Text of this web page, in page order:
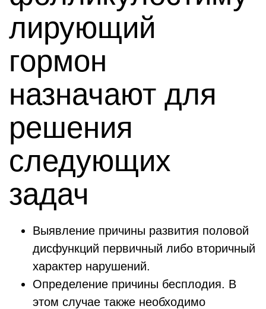
лирующий
гормон
назначают для
решения
следующих
задач
Выявление причины развития половой
дисфункций первичный либо вторичный
характер нарушений.
Определение причины бесплодия. В
этом случае также необходимо